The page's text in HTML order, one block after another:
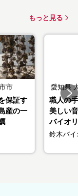
もっと見る
市
保証す
産の一
愛知県
職人の
美しい
バイオ
ズ
鈴木バ